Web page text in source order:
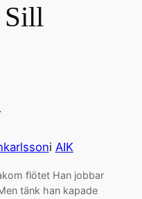
i AIK
flötet Han jobbar
tänk han kapade